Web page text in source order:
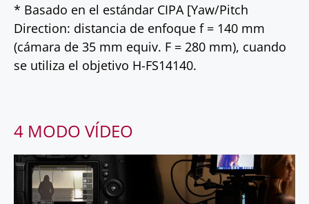
* Basado en el estándar CIPA [Yaw/Pitch
Direction: distancia de enfoque f = 140 mm
(cámara de 35 mm equiv. F = 280 mm), cuando
se utiliza el objetivo H-FS14140.
4 MODO VÍDEO